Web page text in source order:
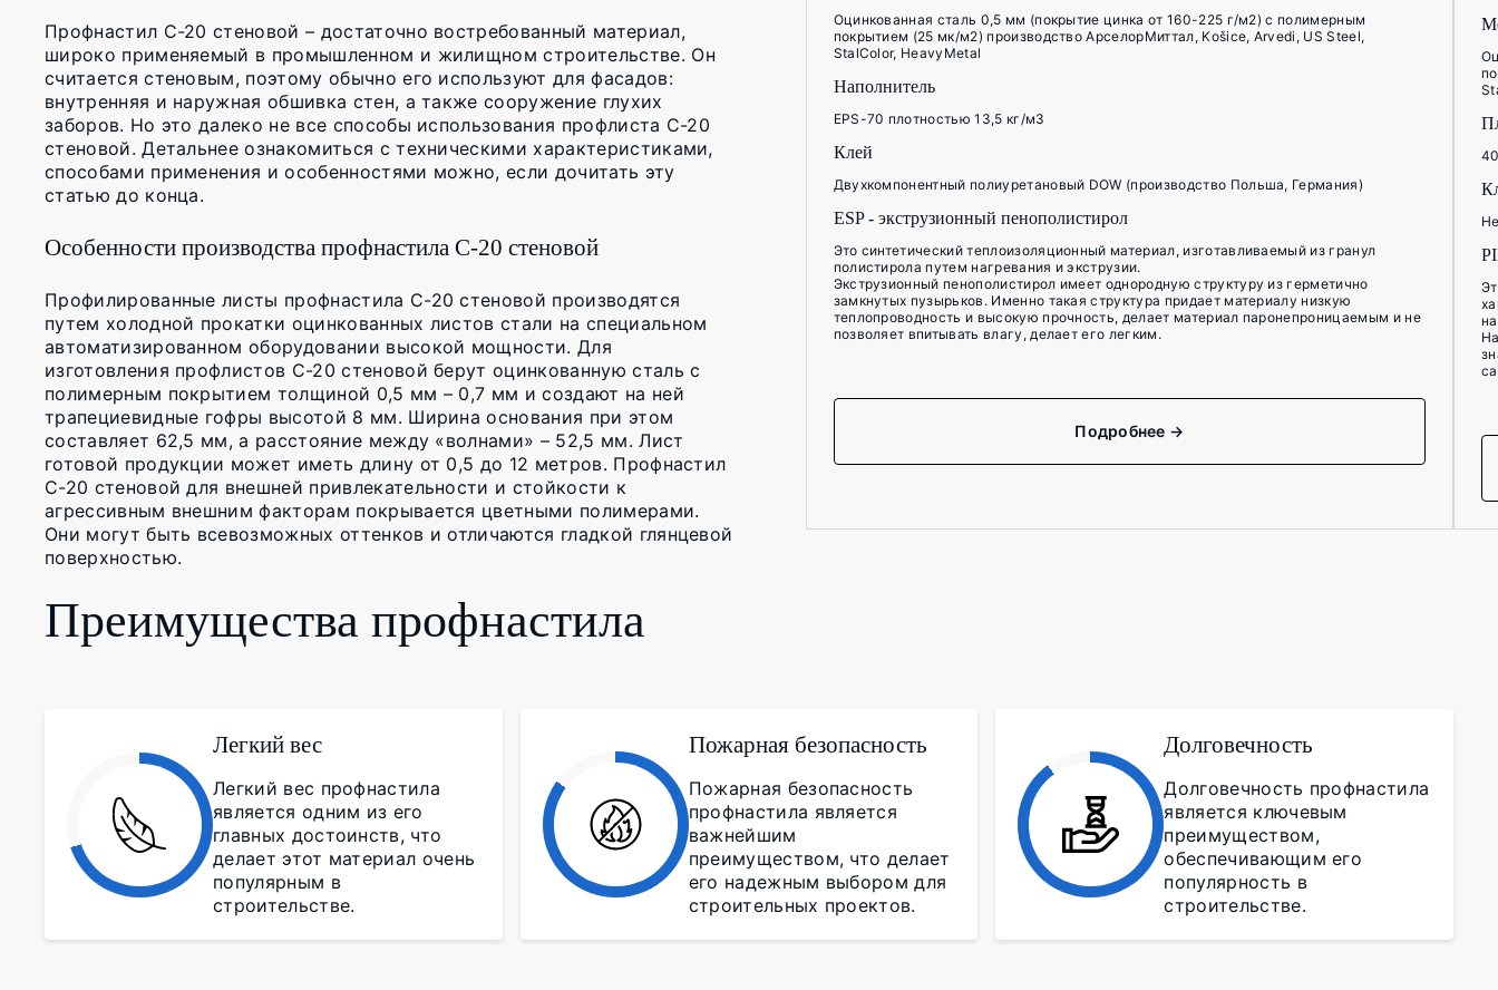
Профнастил C-20 стеновой – достаточно востребованный материал,
широко применяемый в промышленном и жилищном строительстве. Он
считается стеновым, поэтому обычно его используют для фасадов:
внутренняя и наружная обшивка стен, а также сооружение глухих
заборов. Но это далеко не все способы использования профлиста C-20
стеновой. Детальнее ознакомиться с техническими характеристиками,
способами применения и особенностями можно, если дочитать эту
статью до конца.
Особенности производства профнастила C-20 стеновой
Профилированные листы профнастила C-20 стеновой производятся
путем холодной прокатки оцинкованных листов стали на специальном
автоматизированном оборудовании высокой мощности. Для
изготовления профлистов C-20 стеновой берут оцинкованную сталь с
полимерным покрытием толщиной 0,5 мм – 0,7 мм и создают на ней
трапециевидные гофры высотой 8 мм. Ширина основания при этом
составляет 62,5 мм, а расстояние между «волнами» – 52,5 мм. Лист
готовой продукции может иметь длину от 0,5 до 12 метров. Профнастил
C-20 стеновой для внешней привлекательности и стойкости к
агрессивным внешним факторам покрывается цветными полимерами.
Они могут быть всевозможных оттенков и отличаются гладкой глянцевой
поверхностью.
Оцинкованная сталь 0,5 мм (покрытие цинка от 160-225 г/м2) с полимерным
покрытием (25 мк/м2) производство АрселорМиттал, Košice, Arvedi, US Steel,
StalColor, HeavyMetal
Наполнитель
EPS-70 плотностью 13,5 кг/м3
Клей
Двухкомпонентный полиуретановый DOW (производство Польша, Германия)
ESP - экструзионный пенополистирол
Это синтетический теплоизоляционный материал, изготавливаемый из гранул
полистирола путем нагревания и экструзии.
Экструзионный пенополистирол имеет однородную структуру из герметично
замкнутых пузырьков. Именно такая структура придает материалу низкую
теплопроводность и высокую прочность, делает материал паронепроницаемым и не
позволяет впитывать влагу, делает его легким.
Подробнее →
Преимущества профнастила
Легкий вес
Легкий вес профнастила
является одним из его
главных достоинств, что
делает этот материал очень
популярным в
строительстве.
Пожарная безопасность
Пожарная безопасность
профнастила является
важнейшим
преимуществом, что делает
его надежным выбором для
строительных проектов.
Долговечность
Долговечность профнастила
является ключевым
преимуществом,
обеспечивающим его
популярность в
строительстве.